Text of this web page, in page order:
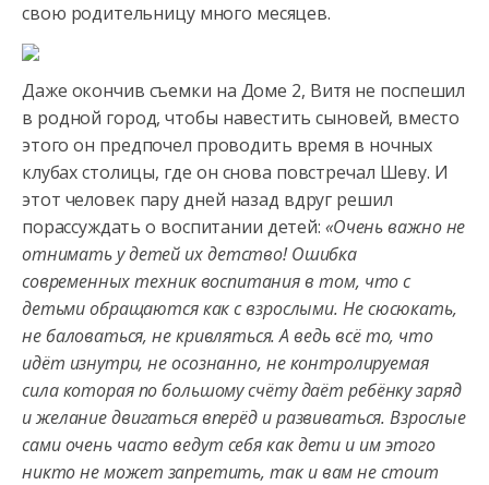
свою родительницу много месяцев.
Даже окончив съемки на Доме 2, Витя не поспешил
в родной город, чтобы навестить сыновей, вместо
этого он предпочел проводить время в ночных
клубах столицы, где он снова повстречал Шеву. И
этот человек пару дней назад вдруг решил
порассуждать о воспитании детей:«Очень важно не
отнимать у детей их детство! Ошибка
современных техник воспитания в том, что с
детьми обращаются как с взрослыми. Не сюсюкать,
не баловаться, не кривляться. А ведь всё то, что
идёт изнутри, не осознанно, не контролируемая
сила которая по большому счёту даёт ребёнку заряд
и желание двигаться вперёд и развиваться. Взрослые
сами очень часто ведут себя как дети и им этого
никто не может запретить, так и вам не стоит